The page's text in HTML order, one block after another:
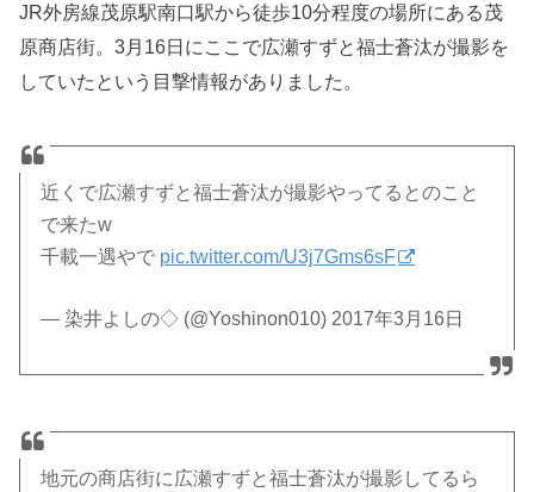
JR外房線茂原駅南口駅から徒歩10分程度の場所にある茂
原商店街。3月16日にここで広瀬すずと福士蒼汰が撮影を
していたという目撃情報がありました。
近くで広瀬すずと福士蒼汰が撮影やってるとのこと
で来たw
千載一遇やで pic.twitter.com/U3j7Gms6sF
— 染井よしの◇ (@Yoshinon010) 2017年3月16日
地元の商店街に広瀬すずと福士蒼汰が撮影してるら